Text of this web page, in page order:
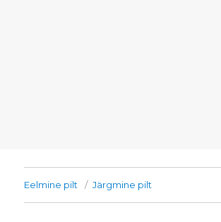
Eelmine pilt Järgmine pilt